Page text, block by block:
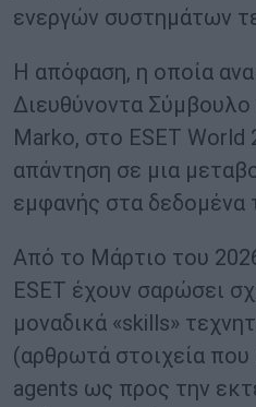
ενεργών συστημάτων
Η απόφαση, η οποία
Διευθύνοντα Σύμβουλο
Marko, στο ESET World
απάντηση σε μια
εμφανής στα δεδομένα
Από το Μάρτιο του
ESET έχουν σαρώσει
μοναδικά «skills»
(αρθρωτά στοιχεία που
agents ως προς την